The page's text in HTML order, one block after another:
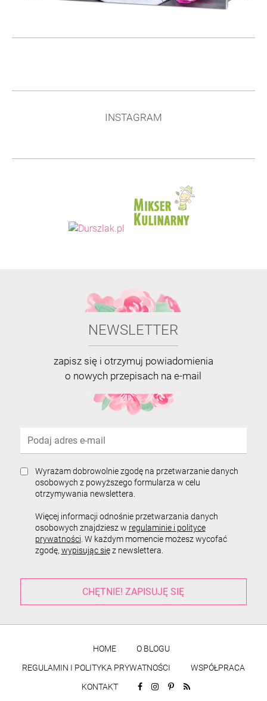
INSTAGRAM
NEWSLETTER
zapisz się i otrzymuj powiadomienia
o nowych przepisach na e-mail
Wyrażam dobrowolnie zgodę na przetwarzanie danych
osobowych z powyższego formularza w celu
otrzymywania newslettera.
Więcej informacji odnośnie przetwarzania danych
osobowych znajdziesz w regulaminie i polityce
prywatności . W każdym momencie możesz wycofać
zgodę, wypisując sięz newslettera.
HOME
O BLOGU
REGULAMIN I POLITYKA PRYWATNOŚCI
WSPÓŁPRACA
KONTAKT